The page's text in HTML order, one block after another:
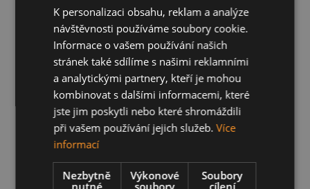
K personalizaci obsahu, reklam a analýze
návštěvnosti používáme soubory cookie.
Informace o vašem používání našich
stránek také sdílíme s našimi reklamními
a analytickými partnery, kteří je mohou
kombinovat s dalšími informacemi, které
jste jim poskytli nebo které shromáždili
při vašem používání jejich služeb.Více
informací
Nezbytně
nutné
Výkonové
soubory
Soubory
cílení